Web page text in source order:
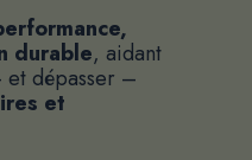
durable, aidant
dépasser –
et